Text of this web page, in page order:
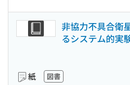
非協力不具合衛
るシステム的実
紙 図書